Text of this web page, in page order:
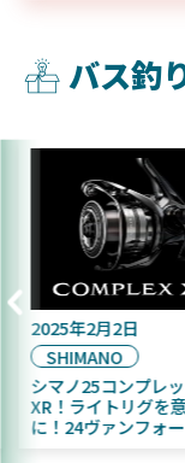
バス釣
9月16日
11月発売予定！
ふく魚／ちびふく魚
グベイト初心者にお